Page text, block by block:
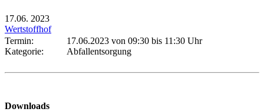
17.06. 2023
Wertstoffhof
Termin:
17.06.2023 von 09:30 bis 11:30 Uhr
Kategorie:
Abfallentsorgung
Downloads